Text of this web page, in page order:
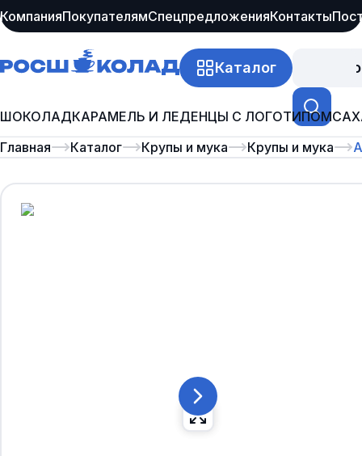
КомпанияПокупателямСпецпредложенияКонтакты
Каталог
ШОКОЛАДКАРАМЕЛЬ И ЛЕДЕНЦЫ С ЛОГОТИПОМ
Главная
Каталог Крупы и мука Крупы и мука